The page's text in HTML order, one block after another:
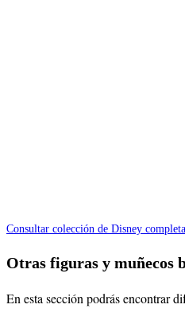
Consultar colección de Disney completa
Otras figuras y muñecos
En esta sección podrás encontrar